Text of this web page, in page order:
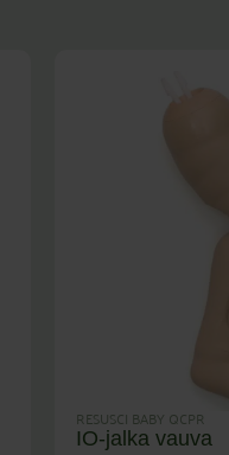
RESUSCI BABY QCPR
IO-jalka vauva